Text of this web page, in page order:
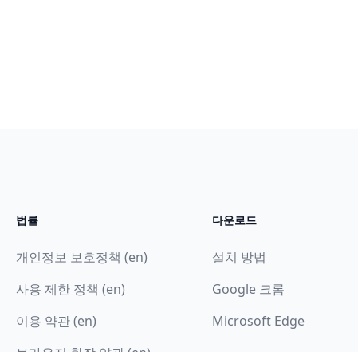
법률
개인정보 보호정책 (en)
사용 제한 정책 (en)
이용 약관 (en)
다운로드
설치 방법
Google 크롬
Microsoft Edge